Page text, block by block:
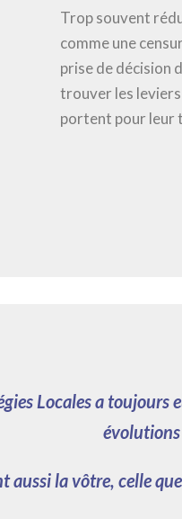
Trop souvent
comme une
prise de décision
trouver les
portent pour leur
Locales a toujours
aussi la vôtre, celle